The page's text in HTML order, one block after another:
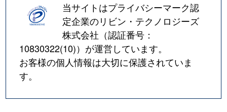
当サイトはプライバシーマーク認
定企業のリビン・テクノロジーズ
株式会社（認証番号：
10830322(10)）が運営しています。
お客様の個人情報は大切に保護されていま
す。